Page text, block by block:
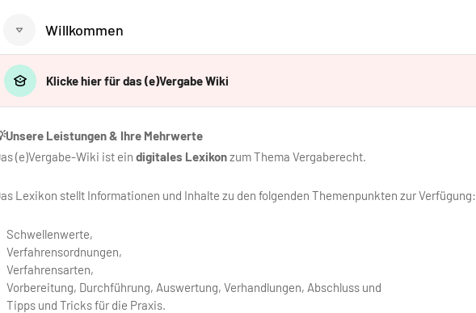
Willkommen
Klicke hier für das (e)Vergabe Wiki
Leistungen & Ihre Mehrwerte
(e)Vergabe-Wiki ist ein digitales Lexikonzum Thema Vergaberecht.
Lexikon stellt Informationen und Inhalte zu den folgenden Themenpunkten zur Verfügung:
Schwellenwerte,
Verfahrensordnungen,
Verfahrensarten,
Vorbereitung, Durchführung, Auswertung, Verhandlungen, Abschluss und
Tipps und Tricks für die Praxis.